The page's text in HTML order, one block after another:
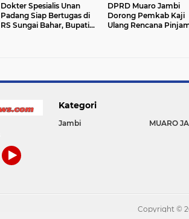
Dokter Spesialis Unan
Padang Siap Bertugas di
RS Sungai Bahar, Bupati
DPRD Muaro Jambi
Dorong Pemkab Kaji
Ulang Rencana
Kategori
Jambi MUARO
Copyright ©